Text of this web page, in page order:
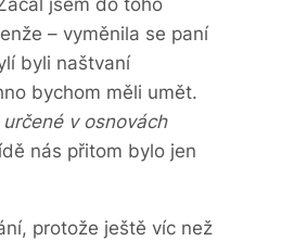
jsem do toho
– vyměnila se paní
byli naštvaní
bychom měli umět.
v osnovách
nás přitom bylo jen
protože ještě víc než